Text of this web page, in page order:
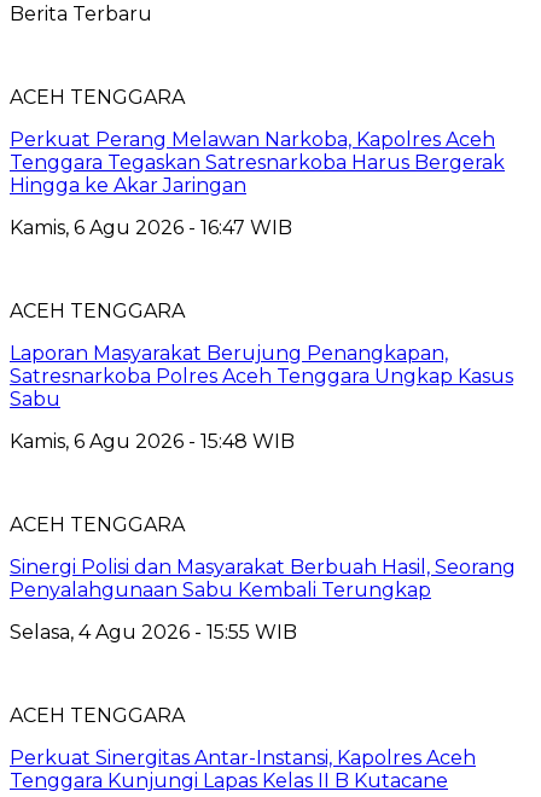
Berita Terbaru
ACEH TENGGARA
Perkuat Perang Melawan Narkoba, Kapolres Aceh
Tenggara Tegaskan Satresnarkoba Harus Bergerak
Hingga ke Akar Jaringan
Kamis, 6 Agu 2026 - 16:47 WIB
ACEH TENGGARA
Laporan Masyarakat Berujung Penangkapan,
Satresnarkoba Polres Aceh Tenggara Ungkap Kasus
Sabu
Kamis, 6 Agu 2026 - 15:48 WIB
ACEH TENGGARA
Sinergi Polisi dan Masyarakat Berbuah Hasil, Seorang
Penyalahgunaan Sabu Kembali Terungkap
Selasa, 4 Agu 2026 - 15:55 WIB
ACEH TENGGARA
Perkuat Sinergitas Antar-Instansi, Kapolres Aceh
Tenggara Kunjungi Lapas Kelas II B Kutacane